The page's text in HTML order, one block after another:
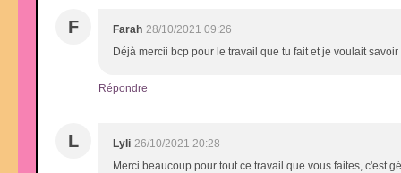
F Farah 28/10/2021 09:26
Déjà mercii bcp pour le travail que tu fait et je voulait
Répondre
L Lyli 26/10/2021 20:28
Merci beaucoup pour tout ce travail que vous faites, c'est